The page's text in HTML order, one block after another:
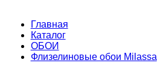
Главная
Каталог
ОБОИ
Флизелиновые обои Milassa